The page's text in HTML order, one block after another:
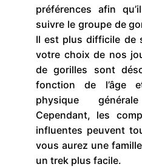
préférences afin
suivre le groupe de
Il est plus difficile de
votre choix de nos
de gorilles sont
fonction de l’âge
physique
Cependant, les
influentes peuvent
vous aurez une
un trek plus facile.